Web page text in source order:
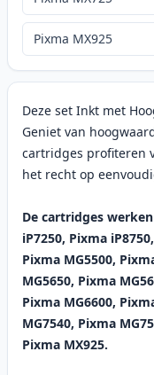
Deze set Inkt met
Geniet van
cartridges profiteren
het recht op
De cartridges
iP7250, Pixma
Pixma MG5500,
MG5650, Pixma
Pixma MG6600,
MG7540, Pixma
Pixma MX925.
Pixma MX925